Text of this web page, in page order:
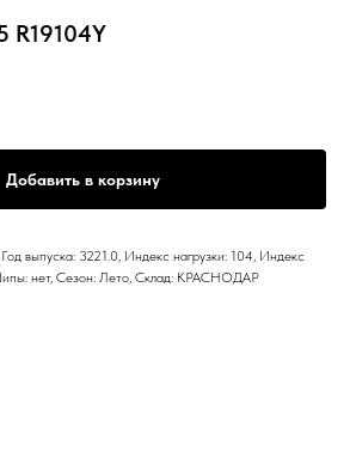
R19104Y
Добавить в корзину
выпуска: 3221.0, Индекс нагрузки: 104, Индекс
нет, Сезон: Лето, Склад: КРАСНОДАР